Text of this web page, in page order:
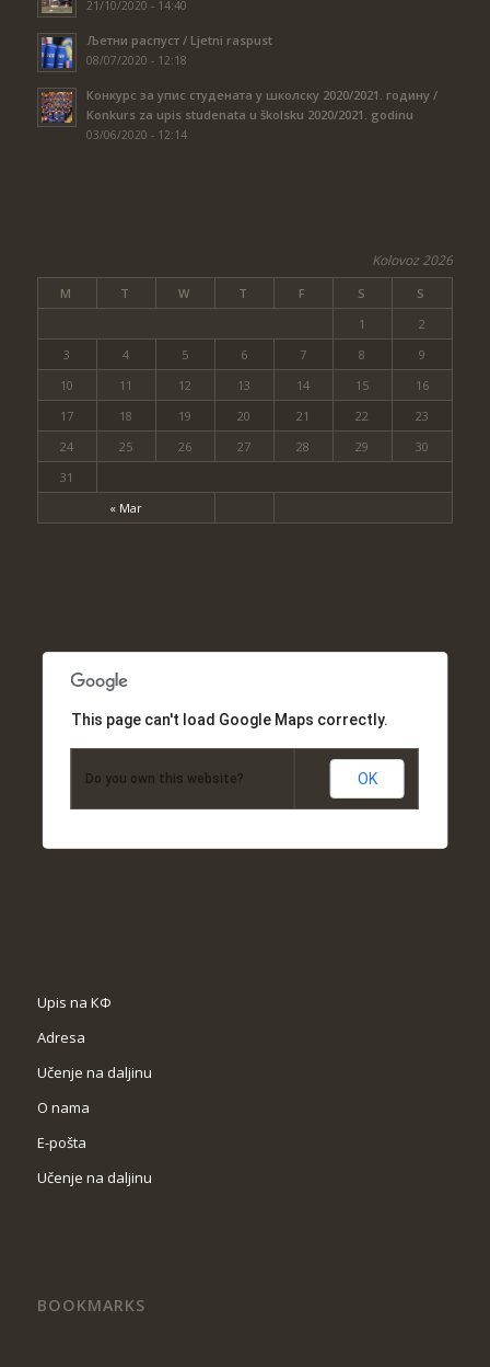
21/10/2020 - 14:40
Љетни распуст / Ljetni raspust
08/07/2020 - 12:18
Конкурс за упис студената у школску 2020/2021. годину /
Konkurs za upis studenata u školsku 2020/2021. godinu
03/06/2020 - 12:14
Kolovoz 2026
M T W T F S S
« Mar
1
2
3
4 5 6 7 8
9
10
11 12 13 14 15
16
17
18 19 20 21 22
23
24
25 26 27 28 29
30
31
This page can't load Google Maps correctly.
Do you own this website? OK
Upis na КФ
Adresa
Učenje na daljinu
O nama
Е-pošta
Učenje na daljinu
BOOKMARKS